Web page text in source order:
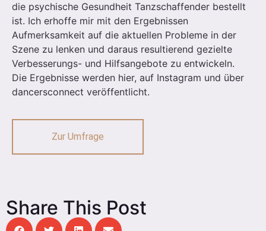
die psychische Gesundheit Tanzschaffender bestellt
ist. Ich erhoffe mir mit den Ergebnissen
Aufmerksamkeit auf die aktuellen Probleme in der
Szene zu lenken und daraus resultierend gezielte
Verbesserungs- und Hilfsangebote zu entwickeln.
Die Ergebnisse werden hier, auf Instagram und über
dancersconnect veröffentlicht.
Zur Umfrage
Share This Post